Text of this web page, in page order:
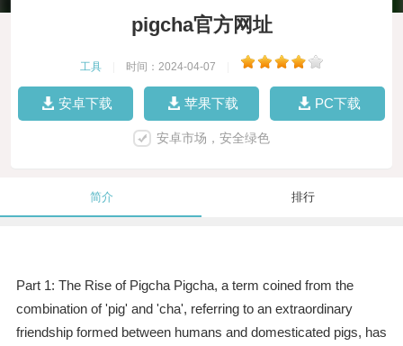
pigcha官方网址
工具 时间：2024-04-07
安卓下载 苹果下载 PC下载
安卓市场，安全绿色
简介 排行
Part 1: The Rise of Pigcha Pigcha, a term coined from the
combination of 'pig' and 'cha', referring to an extraordinary
friendship formed between humans and domesticated pigs, has